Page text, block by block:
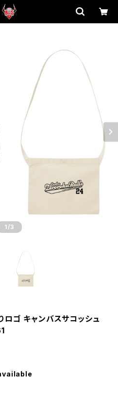
1 /3
ゴ キャンバスサコッシュ